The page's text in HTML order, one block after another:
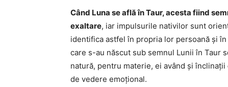
Când Luna se află în Taur, acesta fiind
exaltare, iar impulsurile nativilor sunt
identifica astfel în propria lor persoană și
care s-au născut sub semnul Lunii în Taur
natură, pentru materie, ei având și
de vedere emoțional.